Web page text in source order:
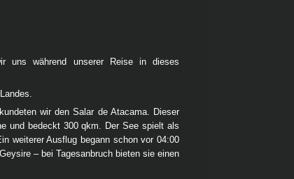
uns während unserer Reise in dieses
wir den Salar de Atacama. Dieser
und bedeckt 300 qkm. Der See spielt als
weiterer Ausflug begann schon vor 04:00
– bei Tagesanbruch bieten sie einen